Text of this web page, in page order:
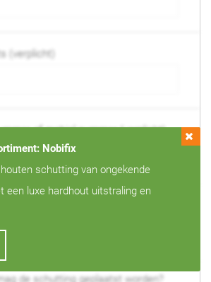
(verplicht)
of mobiel nummer (verplicht)
(verplicht)
de schutting geplaatst worden?
Nobifix
schutting van ongekende
een luxe hardhout uitstraling en